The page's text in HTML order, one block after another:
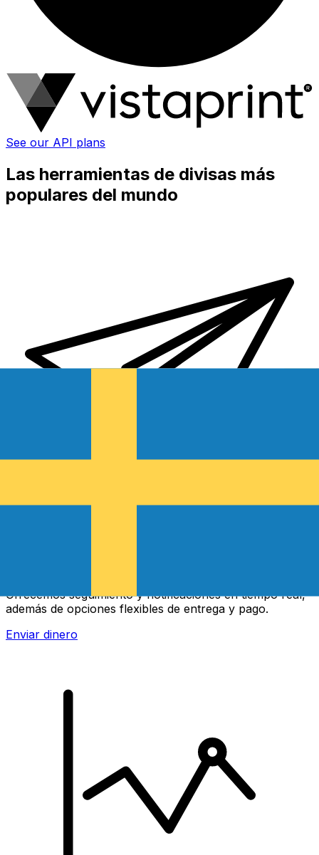
See our API plans
Las herramientas de divisas más
populares del mundo
Ofrecemos seguimiento y notificaciones en tiempo real,
además de opciones flexibles de entrega y pago.
Enviar dinero